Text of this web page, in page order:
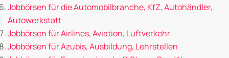
Jobbörsen für die Automobilbranche, KfZ, Autohändler,
Autowerkstatt
Jobbörsen für Airlines, Aviation, Luftverkehr
Jobbörsen für Azubis, Ausbildung, Lehrstellen